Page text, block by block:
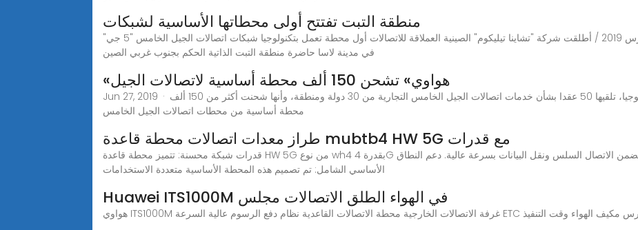
منطقة التبت تفتتح أولى محطاتها الأساسية لشبكات
لاسا 2 مارس 2019 / أطلقت شركةلاسا 2 مارس 2019 / أطلقت شركة "تشاينا تيليكوم" الصينية العملاقة للاتصالات أول محطة تعمل بتكنولوجيا شبكات اتصالات الجيل الخامس "5 جي"
في مدينة لاسا حاضرة منطقة التبت الذاتية الحكم بجنوب غربي الصين
«هواوي» تشحن 150 ألف محطة أساسية لاتصالات الجيل
Jun 27, 2019 · أعلنت شركة (هواوي) الصينية المحدودة للتكنولوجيا، تلقيها 50 عقدا بشأن خدمات اتصالات الجيل الخامس التجارية من 30 دولة ومنطقة، وأنها شحنت أكثر من 150 ألف
محطة أساسية من محطات اتصالات الجيل الخامس
طراز معدات اتصالات محطة قاعدة mubtb4 HW 5G مع قدرات
قدرات شبكة محسنة: تتميز محطة قاعدة HW 5G من نوع wh4 بقدرة 4G وقدرات الشبكة اللاسلكية المتطورة ، مما يضمن الاتصال السلس ونقل البيانات بسرعة عالية. دعم النطاق
الأساسي الشامل: تم تصميم هذه المحطة الأساسية متعددة الاستخدامات
Huawei ITS1000M في الهواء الطلق الاتصالات مجلس